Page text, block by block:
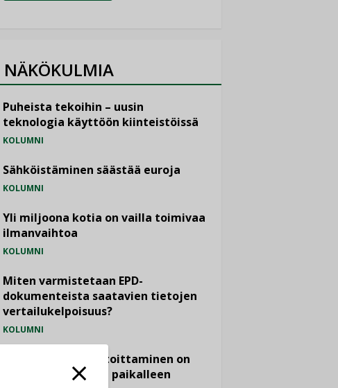
NÄKÖKULMIA
Puheista tekoihin – uusin
teknologia käyttöön kiinteistöissä
KOLUMNI
Sähköistäminen säästää euroja
KOLUMNI
Yli miljoona kotia on vailla toimivaa
ilmanvaihtoa
KOLUMNI
Miten varmistetaan EPD-
dokumenteista saatavien tietojen
vertailukelpoisuus?
KOLUMNI
Vesi- ja viemärimitoittaminen on
jämähtänyt ajassa paikalleen